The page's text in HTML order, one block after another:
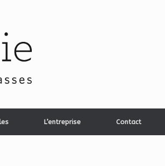
L’entreprise Contact